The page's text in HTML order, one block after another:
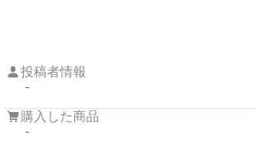
投稿者情報
-
購入した商品
-